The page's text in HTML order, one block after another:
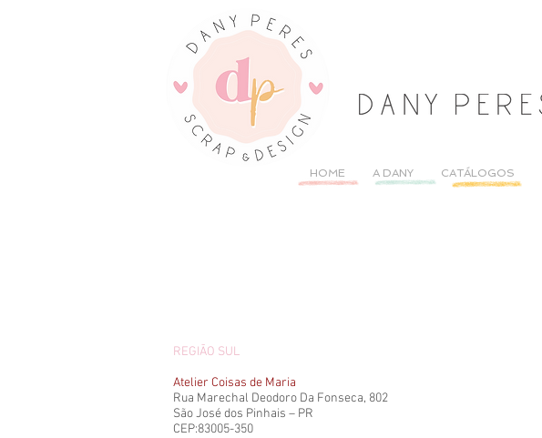
HOME A DANY CATÁLOGOS
REGIÃO SUL
Atelier Coisas de Maria
Rua Marechal Deodoro Da Fonseca, 802
São José dos Pinhais – PR
CEP:83005-350